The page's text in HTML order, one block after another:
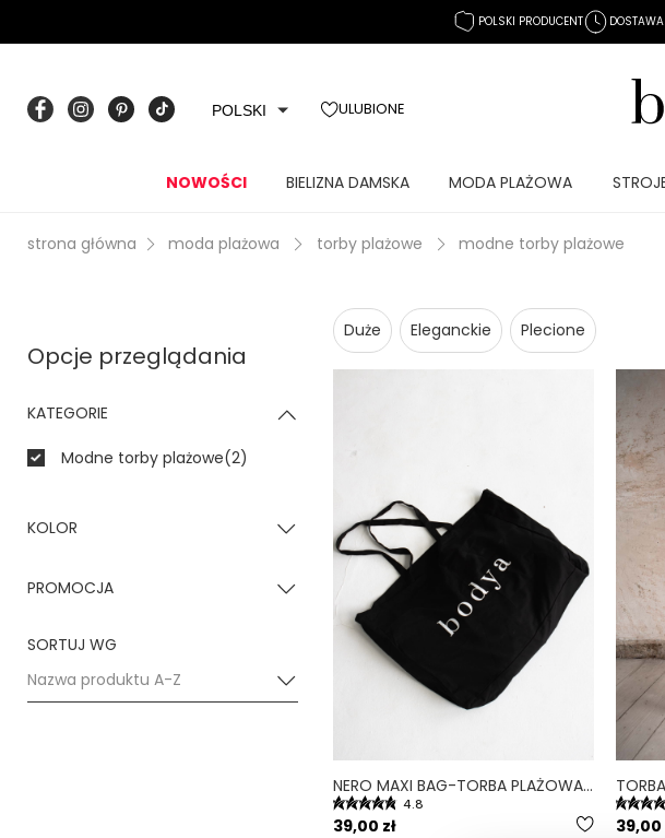
POLSKI PRODUCENT
POLSKI ULUBIONE
NOWOŚCI BIELIZNA DAMSKA MODA PLAŻOWA
strona główna moda plażowa torby plażowe modne torby plażowe
Opcje przeglądania
KATEGORIE
Modne torby plażowe(2)
KOLOR
PROMOCJA
SORTUJ WG
Nazwa produktu A-Z
Duże Eleganckie Plecione
NERO MAXI BAG-TORBA PLAŻOWA BAWEŁNIANA MAXI BAG
4.8
39,00 zł 39,00